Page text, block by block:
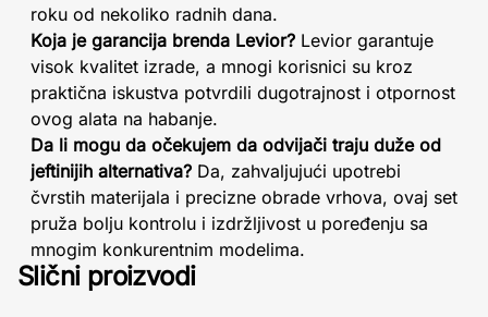
roku od nekoliko radnih dana.
Koja je garancija brenda Levior? Levior garantuje
visok kvalitet izrade, a mnogi korisnici su kroz
praktična iskustva potvrdili dugotrajnost i otpornost
ovog alata na habanje.
Da li mogu da očekujem da odvijači traju duže od
jeftinijih alternativa? Da, zahvaljujući upotrebi
čvrstih materijala i precizne obrade vrhova, ovaj set
pruža bolju kontrolu i izdržljivost u poređenju sa
mnogim konkurentnim modelima.
Slični proizvodi